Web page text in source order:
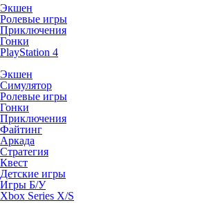
Экшен
Ролевые игры
Приключения
Гонки
PlayStation 4
Экшен
Симулятор
Ролевые игры
Гонки
Приключения
Файтинг
Аркада
Стратегия
Квест
Детские игры
Игры Б/У
Xbox Series X/S